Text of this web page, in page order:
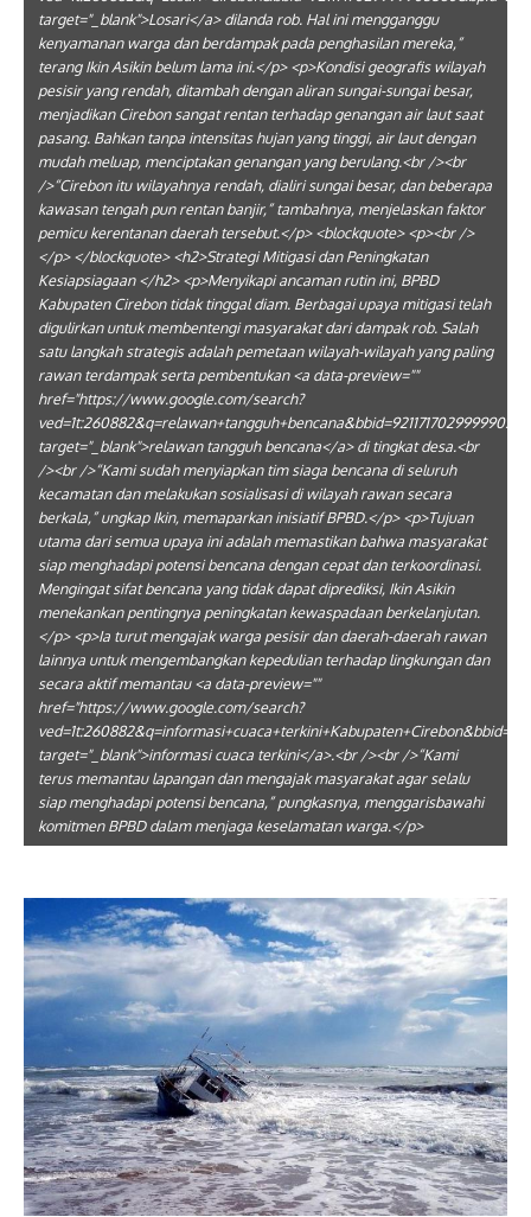
target="_blank">Losari</a> dilanda rob. Hal ini mengganggu
kenyamanan warga dan berdampak pada penghasilan mereka,”
terang Ikin Asikin belum lama ini.</p> <p>Kondisi geografis wilayah
pesisir yang rendah, ditambah dengan aliran sungai-sungai besar,
menjadikan Cirebon sangat rentan terhadap genangan air laut saat
pasang. Bahkan tanpa intensitas hujan yang tinggi, air laut dengan
mudah meluap, menciptakan genangan yang berulang.<br /><br
/>“Cirebon itu wilayahnya rendah, dialiri sungai besar, dan beberapa
kawasan tengah pun rentan banjir,” tambahnya, menjelaskan faktor
pemicu kerentanan daerah tersebut.</p> <blockquote> <p><br />
</p> </blockquote> <h2>Strategi Mitigasi dan Peningkatan
Kesiapsiagaan </h2> <p>Menyikapi ancaman rutin ini, BPBD
Kabupaten Cirebon tidak tinggal diam. Berbagai upaya mitigasi telah
digulirkan untuk membentengi masyarakat dari dampak rob. Salah
satu langkah strategis adalah pemetaan wilayah-wilayah yang paling
rawan terdampak serta pembentukan <a data-preview=""
href="https://www.google.com/search?
target="_blank">relawan tangguh bencana</a> di tingkat desa.<br
/><br />“Kami sudah menyiapkan tim siaga bencana di seluruh
kecamatan dan melakukan sosialisasi di wilayah rawan secara
berkala,” ungkap Ikin, memaparkan inisiatif BPBD.</p> <p>Tujuan
utama dari semua upaya ini adalah memastikan bahwa masyarakat
siap menghadapi potensi bencana dengan cepat dan terkoordinasi.
Mengingat sifat bencana yang tidak dapat diprediksi, Ikin Asikin
menekankan pentingnya peningkatan kewaspadaan berkelanjutan.
</p> <p>Ia turut mengajak warga pesisir dan daerah-daerah rawan
lainnya untuk mengembangkan kepedulian terhadap lingkungan dan
secara aktif memantau <a data-preview=""
href="https://www.google.com/search?
target="_blank">informasi cuaca terkini</a>.<br /><br />“Kami
terus memantau lapangan dan mengajak masyarakat agar selalu
siap menghadapi potensi bencana,” pungkasnya, menggarisbawahi
komitmen BPBD dalam menjaga keselamatan warga.</p>